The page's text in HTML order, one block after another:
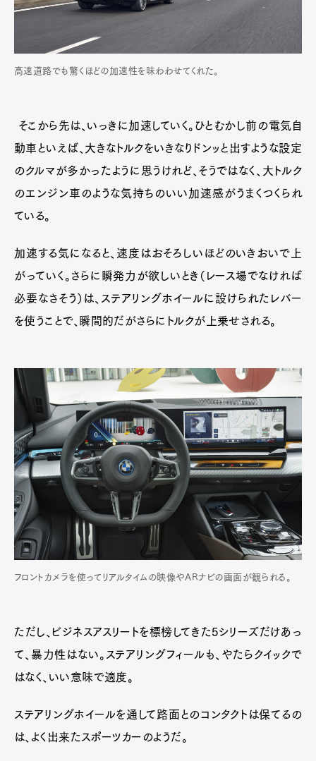
高速道路でも驚くほどの加速性を味わわせてくれた。
そこから先は、いっきに加速していく。ひとむかし前の電気自
動車といえば、大きなトルクをいきなりドンッと出すような設定
のクルマが多かったように思うけれど、そうではなく、大トルク
のエンジン車のような気持ちのいい加速感がうまくつくられ
ている。
加速する気になると、速度はおそろしいほどのいきおいで上
がっていく。さらに瞬発力が欲しいとき（レース場でなければ
必要なさそう）は、ステアリングホイールに設けられたレバー
を使うことで、瞬間的だがさらにトルクが上乗せされる。
フロントカメラを使ってリアルタイムの映像やARナビの画面が観られる。
ただし、ビジネスアスリートを標榜してきた5シリーズだけあっ
て、暴力性はない。ステアリングフィールも、やたらクイックで
はなく、いい意味で適度。
ステアリングホイールを通して路面とのコンタクトは保てるの
は、よく出来たスポーツカーのようだ。